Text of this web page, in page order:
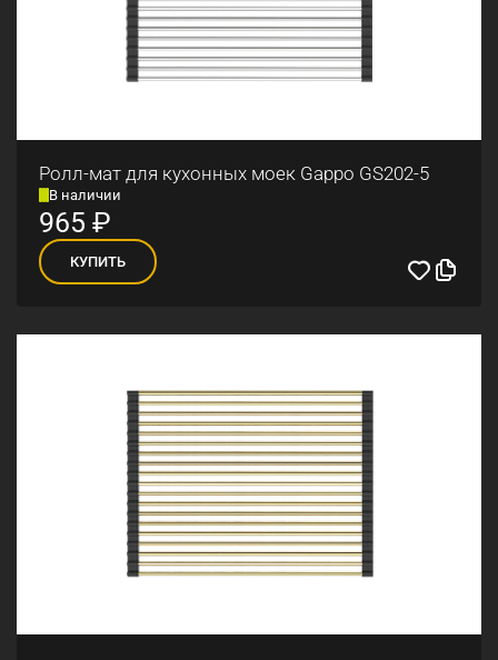
Ролл-мат для кухонных моек Gappo GS202-5
В наличии
965 ₽
КУПИТЬ